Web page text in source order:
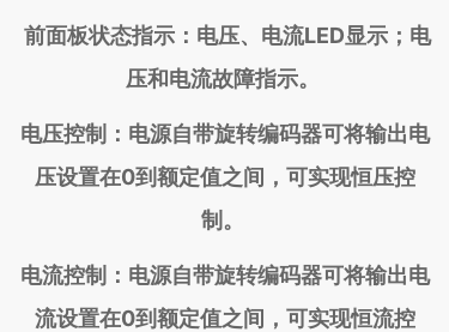
前面板状态指示：电压、电流LED显示；电
压和电流故障指示。
电压控制：电源自带旋转编码器可将输出电
压设置在0到额定值之间，可实现恒压控
制。
电流控制：电源自带旋转编码器可将输出电
流设置在0到额定值之间，可实现恒流控